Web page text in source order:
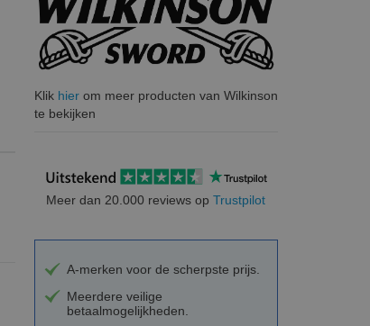
Klik hierom meer producten van Wilkinson
te bekijken
Meer dan 20.000 reviews opTrustpilot
A-merken voor de scherpste prijs.
Meerdere veilige
betaalmogelijkheden.